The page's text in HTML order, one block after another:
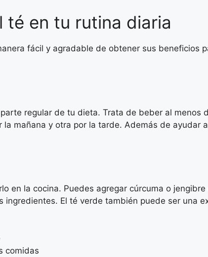
té en tu rutina diaria
fácil y agradable de obtener sus beneficios
regular de tu dieta. Trata de beber al menos
mañana y otra por la tarde. Además de ayudar
en la cocina. Puedes agregar cúrcuma o
El té verde también puede ser una
comidas